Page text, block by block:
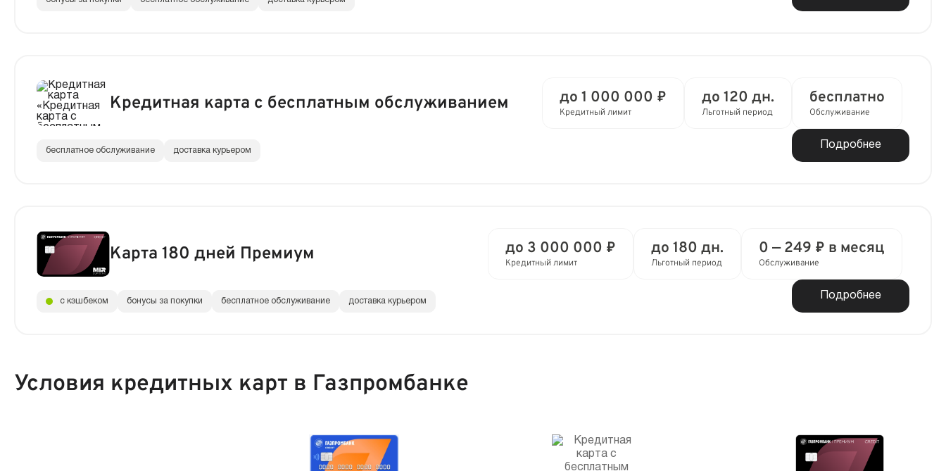
Кредитная карта с бесплатным обслуживанием до 1 000 000 ₽
Кредитный лимит
до 120 дн.
Льготный период
бесплатно
Обслуживание
Подробнее
бесплатное обслуживание доставка курьером
Карта 180 дней Премиум до 3 000 000 ₽
Кредитный лимит
до 180 дн.
Льготный период
0 — 249 ₽ в месяц
Обслуживание
Подробнее
с кэшбеком бонусы за покупки бесплатное обслуживание доставка курьером
Условия кредитных карт в Газпромбанке